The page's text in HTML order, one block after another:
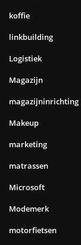
koffie
linkbuilding
Logistiek
Magazijn
magazijninrichting
Makeup
marketing
matrassen
Microsoft
Modemerk
motorfietsen